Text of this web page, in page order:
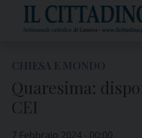
content
Quaresima:
CEI
7 Febbraio 2024 - 00:00